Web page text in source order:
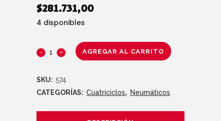
$281.731,00
4 disponibles
AGREGAR AL CARRITO
SKU: 574
CATEGORÍAS: Cuatriciclos, Neumáticos